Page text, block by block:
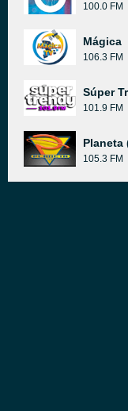
100.0 FM
Mágica
106.3 FM
Súper
101.9 FM
Planeta
105.3 FM